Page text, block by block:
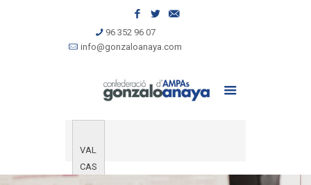
96 352 96 07
info@gonzaloanaya.com
VAL
CAS